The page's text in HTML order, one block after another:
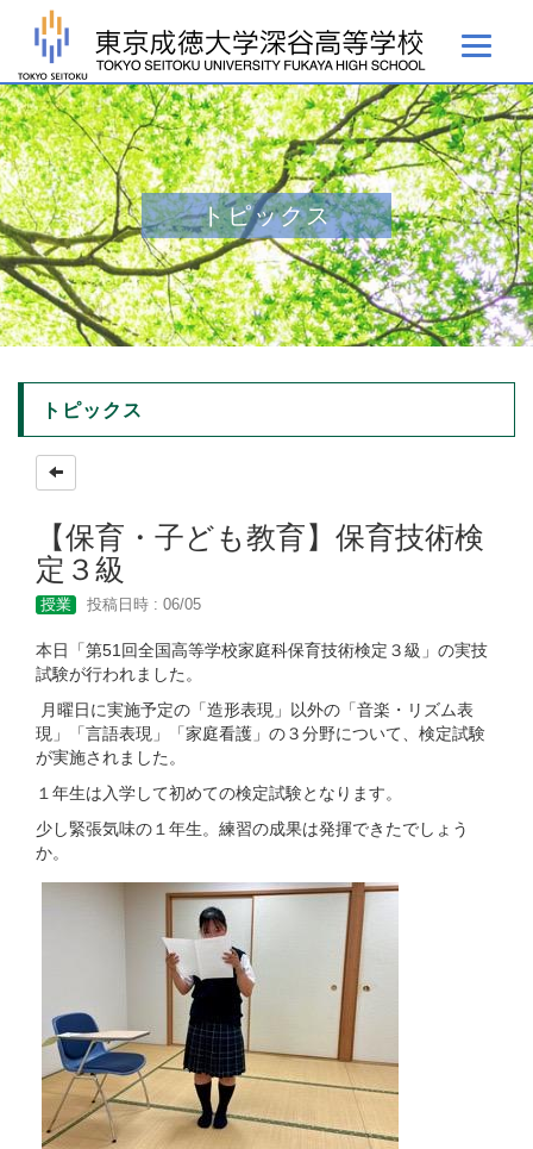
トピックス
トピックス
【保育・子ども教育】保育技術検
定３級
授業 投稿日時 : 06/05
本日「第51回全国高等学校家庭科保育技術検定３級」の実技
試験が行われました。
月曜日に実施予定の「造形表現」以外の「音楽・リズム表
現」「言語表現」「家庭看護」の３分野について、検定試験
が実施されました。
１年生は入学して初めての検定試験となります。
少し緊張気味の１年生。練習の成果は発揮できたでしょう
か。